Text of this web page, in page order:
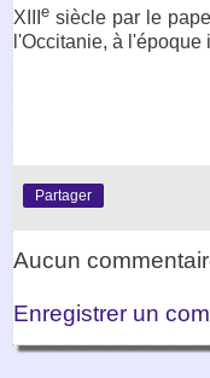
XIII e siècle par le
l'Occitanie, à
Partager
Aucun
Enregistrer un